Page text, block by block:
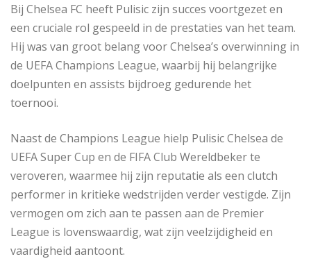
Bij Chelsea FC heeft Pulisic zijn succes voortgezet en
een cruciale rol gespeeld in de prestaties van het team.
Hij was van groot belang voor Chelsea’s overwinning in
de UEFA Champions League, waarbij hij belangrijke
doelpunten en assists bijdroeg gedurende het
toernooi.
Naast de Champions League hielp Pulisic Chelsea de
UEFA Super Cup en de FIFA Club Wereldbeker te
veroveren, waarmee hij zijn reputatie als een clutch
performer in kritieke wedstrijden verder vestigde. Zijn
vermogen om zich aan te passen aan de Premier
League is lovenswaardig, wat zijn veelzijdigheid en
vaardigheid aantoont.